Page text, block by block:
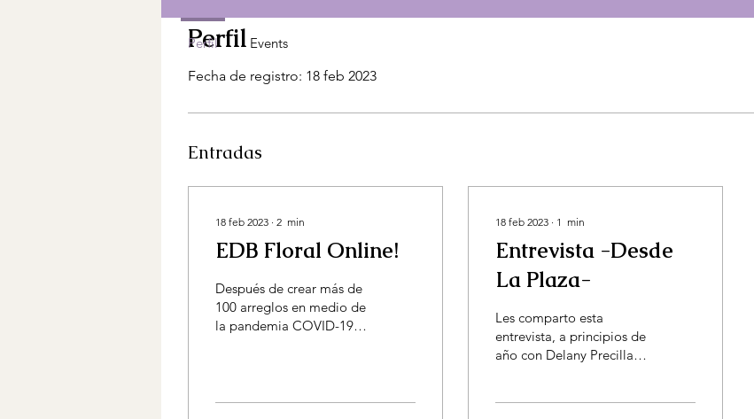
Perfil
Fecha de registro: 18 feb 2023
Entradas
18 feb 2023 ∙ 2 min
EDB Floral Online!
Después de crear más de
100 arreglos en medio de
la pandemia COVID-19,
18 feb 2023 ∙ 1 min
Entrevista -Desde
La Plaza-
Les comparto esta
entrevista, a principios de
año con Delany Precilla y
Perfil Events